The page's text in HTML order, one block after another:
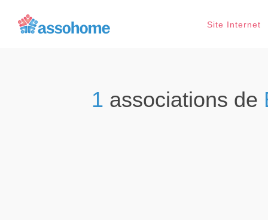
Site Internet
1 associations de